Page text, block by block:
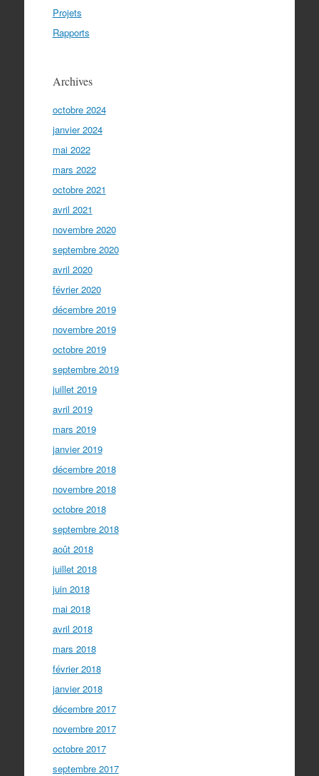
Projets
Rapports
Archives
octobre 2024
janvier 2024
mai 2022
mars 2022
octobre 2021
avril 2021
novembre 2020
septembre 2020
avril 2020
février 2020
décembre 2019
novembre 2019
octobre 2019
septembre 2019
juillet 2019
avril 2019
mars 2019
janvier 2019
décembre 2018
novembre 2018
octobre 2018
septembre 2018
août 2018
juillet 2018
juin 2018
mai 2018
avril 2018
mars 2018
février 2018
janvier 2018
décembre 2017
novembre 2017
octobre 2017
septembre 2017